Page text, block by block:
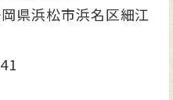
県浜松市浜名区細江